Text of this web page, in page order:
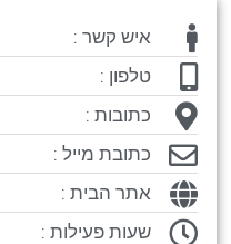
איש קשר :
טלפון :
כתובות :
כתובת מייל :
אתר הבית :
שעות פעילות :